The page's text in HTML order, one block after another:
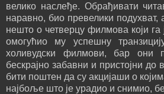
велико наслеђе. Обрађивати
наравно, био превелики подухват,
нешто о четверцу филмова који га
омогућио му успешну
холивудски филмови, бар они
бескрајно забавни и пристојни до
бити поштен да су акцијаши о
најбоље што је урадио и снимио,